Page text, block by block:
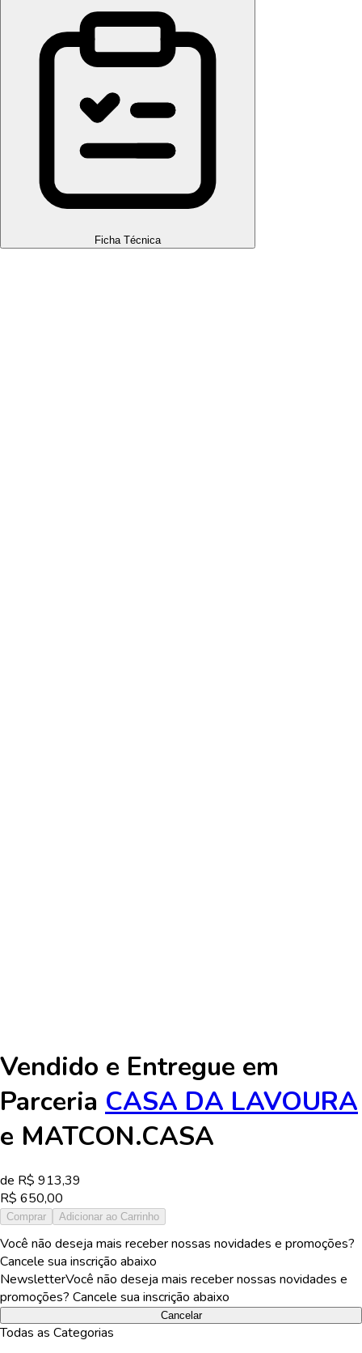
Ficha Técnica
Vendido e Entregue em
Parceria CASA DA LAVOURA
e MATCON.CASA
de R$ 913,39
R$ 650,00
Comprar Adicionar ao Carrinho
Você não deseja mais receber nossas novidades e promoções?
Cancele sua inscrição abaixo
NewsletterVocê não deseja mais receber nossas novidades e
promoções? Cancele sua inscrição abaixo
Cancelar
Todas as Categorias